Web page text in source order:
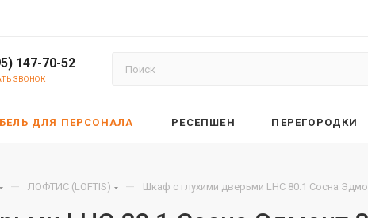
147-70-52
ЗВОНОК
ДЛЯ ПЕРСОНАЛА РЕСЕПШЕН ПЕРЕГОРОДКИ
— ЛОФТИС (LOFTIS) — Шкаф с глухими дверьми LHC 80.1 Сосна